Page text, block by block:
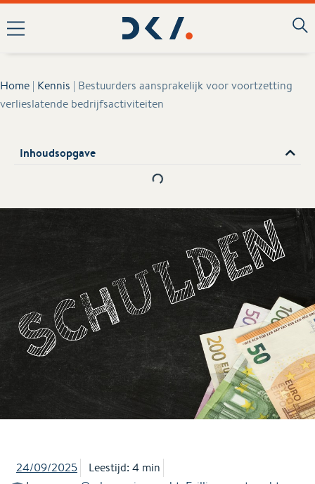
Home | Kennis | Bestuurders aansprakelijk voor voortzetting
verlieslatende bedrijfsactiviteiten
Inhoudsopgave
24/09/2025
Leestijd: 4 min